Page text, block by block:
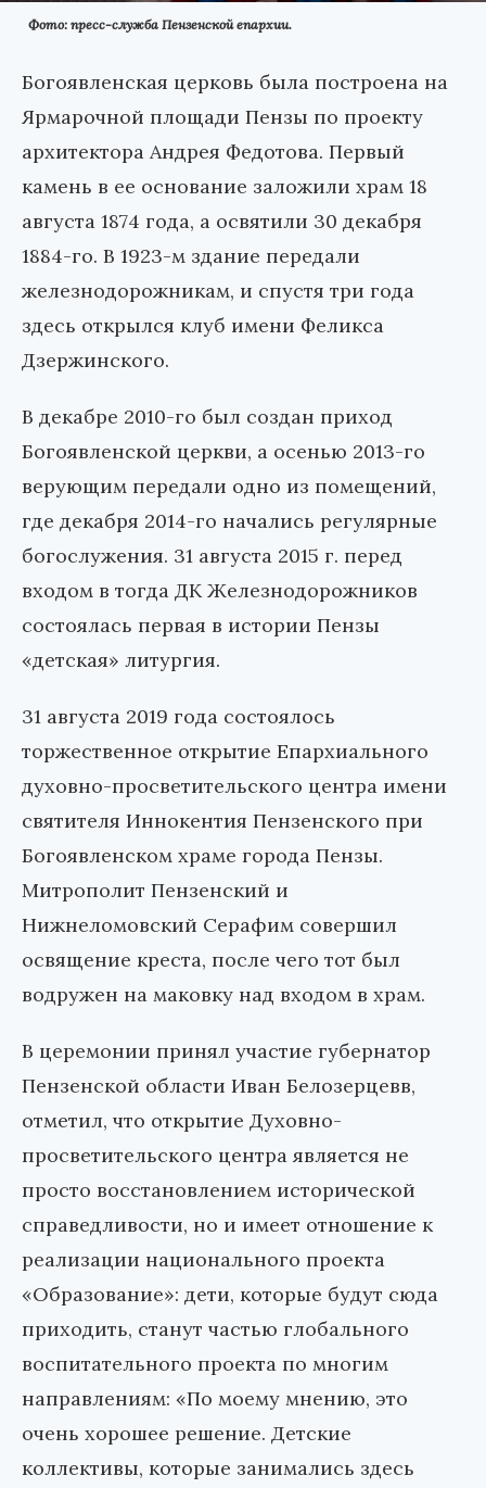
Фото: пресс-служба Пензенской епархии.
Богоявленская церковь была построена на
Ярмарочной площади Пензы по проекту
архитектора Андрея Федотова. Первый
камень в ее основание заложили храм 18
августа 1874 года, а освятили 30 декабря
1884-го. В 1923-м здание передали
железнодорожникам, и спустя три года
здесь открылся клуб имени Феликса
Дзержинского.
В декабре 2010-го был создан приход
Богоявленской церкви, а осенью 2013-го
верующим передали одно из помещений,
где декабря 2014-го начались регулярные
богослужения. 31 августа 2015 г. перед
входом в тогда ДК Железнодорожников
состоялась первая в истории Пензы
«детская» литургия.
31 августа 2019 года состоялось
торжественное открытие Епархиального
духовно-просветительского центра имени
святителя Иннокентия Пензенского при
Богоявленском храме города Пензы.
Митрополит Пензенский и
Нижнеломовский Серафим совершил
освящение креста, после чего тот был
водружен на маковку над входом в храм.
В церемонии принял участие губернатор
Пензенской области Иван Белозерцевв,
отметил, что открытие Духовно-
просветительского центра является не
просто восстановлением исторической
справедливости, но и имеет отношение к
реализации национального проекта
«Образование»: дети, которые будут сюда
приходить, станут частью глобального
воспитательного проекта по многим
направлениям: «По моему мнению, это
очень хорошее решение. Детские
коллективы, которые занимались здесь